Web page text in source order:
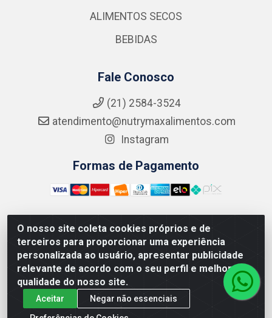
O nosso site coleta cookies próprios e de
terceiros para proporcionar uma experiência
personalizada ao usuário, apresentar publicidade
relevante de acordo com o seu perfil e melhorar a
qualidade do nosso site.
Aceitar
Negar não essenciais
ALIMENTOS SECOS
BEBIDAS
Fale Conosco
(21) 2584-3524
atendimento@nutrymaxalimentos.com
Instagram
Formas de Pagamento
NUTRY MAX COMÉRCIO DE PRODUTOS ALIMENTICIOS
LTDA - RUA DO FEIJÃO, 721 PENHA CIRCULAR/RJ -
CNPJ: 15.796.122/0001-03